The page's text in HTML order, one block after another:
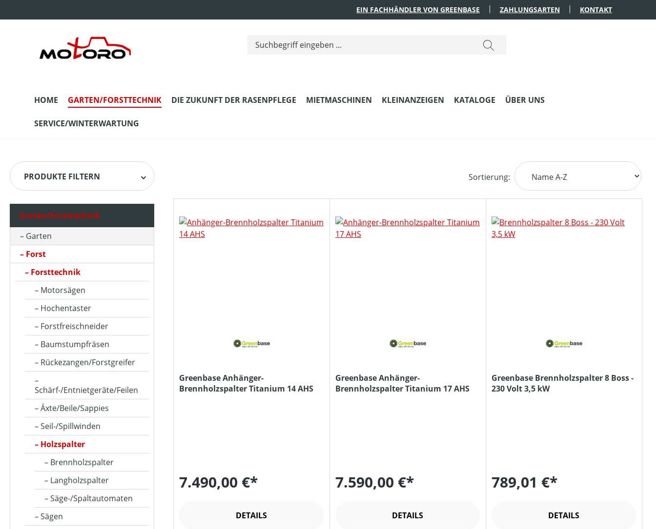
EIN FACHHÄNDLER VON GREENBASE ZAHLUNGSARTEN KONTAKT
HOME GARTEN/FORSTTECHNIK DIE ZUKUNFT DER RASENPFLEGE MIETMASCHINEN KLEINANZEIGEN KATALOGE ÜBER UNS
SERVICE/WINTERWARTUNG
PRODUKTE FILTERN
HERSTELLER
BETRIEBSART
FARBE (GERÄT)
KLASSIFIZIERUNG
MOTORLEISTUNG (IN PS)
MOTORLEISTUNG (IN KW)
MOTORTYP (HERSTELLERBEZEICHNUNG)
NOTWENDIGE TRAKTORLEISTUNG (IN KW)
SPALTGUTLÄNGE MAX (IN CM)
Garten/Forsttechnik
Garten
Forst
Forsttechnik
Motorsägen
Hochentaster
Forstfreischneider
Baumstumpfräsen
Rückezangen/Forstgreifer
Schärf-/Entnietgeräte/Feilen
Äxte/Beile/Sappies
Seil-/Spillwinden
Holzspalter
Brennholzspalter
Langholzspalter
Säge-/Spaltautomaten
Sägen
Sortierung:
Greenbase Anhänger-
Brennholzspalter Titanium 14 AHS
7.490,00 €*
DETAILS
Greenbase Anhänger-
Brennholzspalter Titanium 17 AHS
7.590,00 €*
DETAILS
Greenbase Brennholzspalter 8 Boss -
230 Volt 3,5 kW
789,01 €*
DETAILS